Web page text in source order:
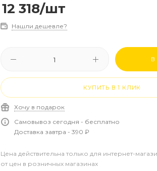
12 318/шт
Нашли дешевле?
В
КУПИТЬ В 1 КЛИК
Хочу в подарок
Самовывоз сегодня - бесплатно
Доставка завтра - 390 ₽
Цена действительна только для интернет-
от цен в розничных магазинах